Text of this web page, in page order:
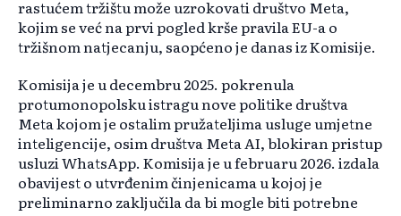
rastućem tržištu može uzrokovati društvo Meta,
kojim se već na prvi pogled krše pravila EU-a o
tržišnom natjecanju, saopćeno je danas iz Komisije.
Komisija je u decembru 2025. pokrenula
protumonopolsku istragu nove politike društva
Meta kojom je ostalim pružateljima usluge umjetne
inteligencije, osim društva Meta AI, blokiran pristup
usluzi WhatsApp. Komisija je u februaru 2026. izdala
obavijest o utvrđenim činjenicama u kojoj je
preliminarno zaključila da bi mogle biti potrebne